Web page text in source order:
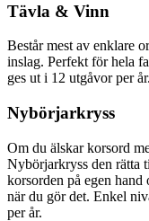
Tävla & Vinn
Består mest av enklare
inslag. Perfekt för hela
ges ut i 12 utgåvor per år.
Nybörjarkryss
Om du älskar korsord
Nybörjarkryss den rätta
korsorden på egen
när du gör det. Enkel
per år.